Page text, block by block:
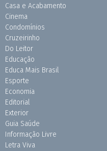
Casa e Acabamento
Cinema
Condomínios
Cruzeirinho
Do Leitor
Educação
Educa Mais Brasil
Esporte
Economia
Editorial
Exterior
Guia Saúde
Informação Livre
Letra Viva